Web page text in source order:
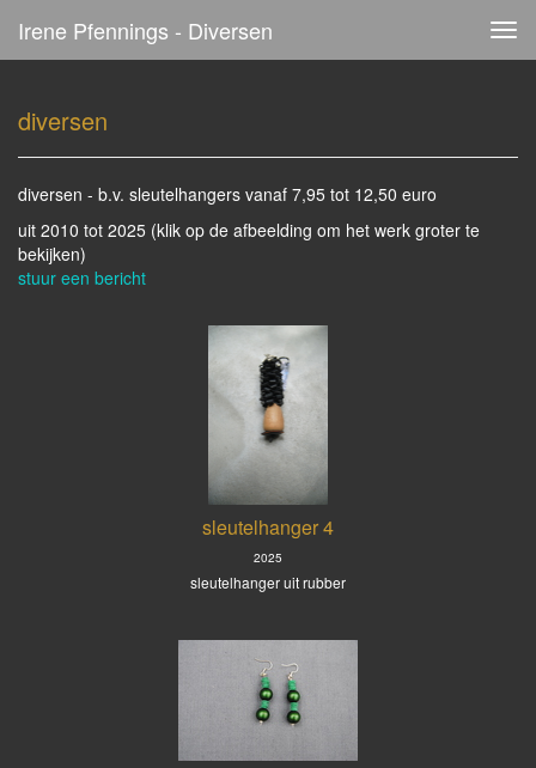
Irene Pfennings - Diversen
diversen
diversen - b.v. sleutelhangers vanaf 7,95 tot 12,50 euro
uit 2010 tot 2025 (klik op de afbeelding om het werk groter te
bekijken)
stuur een bericht
sleutelhanger 4
2025
sleutelhanger uit rubber